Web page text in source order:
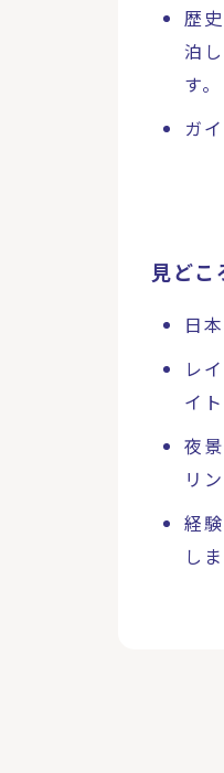
歴
泊
す。
ガ
見どこ
日
レ
イ
夜
リ
経
しま